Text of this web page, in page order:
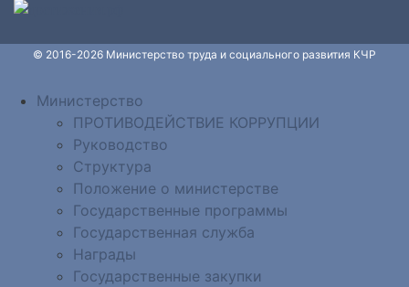
© 2016-2026 Министерство труда и социального развития КЧР
Министерство
ПРОТИВОДЕЙСТВИЕ КОРРУПЦИИ
Руководство
Структура
Положение о министерстве
Государственные программы
Государственная служба
Награды
Государственные закупки